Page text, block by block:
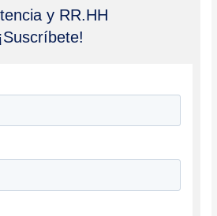
y RR.HH
¡Suscríbete!